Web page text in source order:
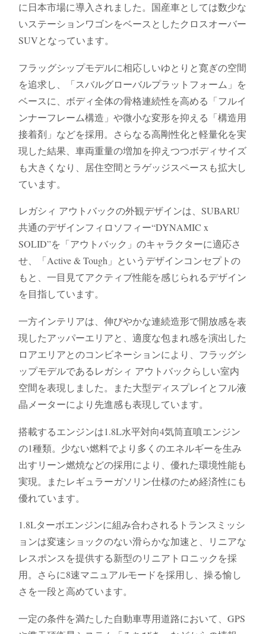
に日本市場に導入されました。国産車としては数少な
いステーションワゴンをベースとしたクロスオーバー
SUVとなっています。
フラッグシップモデルに相応しいゆとりと寛ぎの空間
を追求し、「スバルグローバルプラットフォーム」を
ベースに、ボディ全体の骨格連続性を高める「フルイ
ンナーフレーム構造」や微小な変形を抑える「構造用
接着剤」などを採用。さらなる高剛性化と軽量化を実
現した結果、車両重量の増加を抑えつつボディサイズ
も大きくなり、居住空間とラゲッジスペースも拡大し
ています。
レガシィ アウトバックの外観デザインは、SUBARU
共通のデザインフィロソフィー“DYNAMIC x
SOLID”を「アウトバック」のキャラクターに適応さ
せ、「Active & Tough」というデザインコンセプトの
もと、一目見てアクティブ性能を感じられるデザイン
を目指しています。
一方インテリアは、伸びやかな連続造形で開放感を表
現したアッパーエリアと、適度な包まれ感を演出した
ロアエリアとのコンビネーションにより、フラッグシ
ップモデルであるレガシィ アウトバックらしい室内
空間を表現しました。また大型ディスプレイとフル液
晶メーターにより先進感も表現しています。
搭載するエンジンは1.8L水平対向4気筒直噴エンジン
の1種類。少ない燃料でより多くのエネルギーを生み
出すリーン燃焼などの採用により、優れた環境性能も
実現。またレギュラーガソリン仕様のため経済性にも
優れています。
1.8Lターボエンジンに組み合わされるトランスミッシ
ョンは変速ショックのない滑らかな加速と、リニアな
レスポンスを提供する新型のリニアトロニックを採
用。さらに8速マニュアルモードを採用し、操る愉し
さを一段と高めています。
一定の条件を満たした自動車専用道路において、GPS